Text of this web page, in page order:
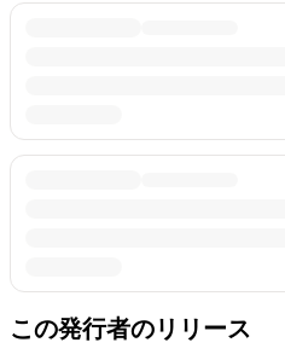
この発行者のリリース